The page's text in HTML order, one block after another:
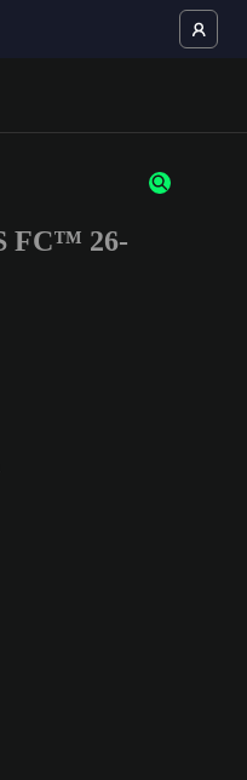
or numbers
FC™ 26-